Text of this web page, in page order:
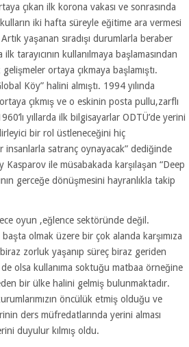
çıkan ilk korona vakası ve sonrasında
iki hafta süreyle eğitime ara vermesi
yaşanan sıradışı durumlarla beraber
tarayıcının kullanılmaya başlamasından
ortaya çıkmaya başlamıştı.
Köy” halini almıştı. 1994 yılında
çıkmış ve o eskinin posta pullu,zarflı
yıllarda ilk bilgisayarlar ODTÜ’de yerini
bir rol üstleneceğini hiç
satranç oynayacak” dediğinde
Kasparov ile müsabakada karşılaşan “Deep
gerceğe dönüşmesini hayranlıkla takip
oyun ,eğlence sektöründe değil.
olmak üzere bir çok alanda karşımıza
zorluk yaşanıp süreç biraz geriden
olsa kullanıma soktuğu matbaa örneğine
bir ülke halini gelmiş bulunmaktadır.
öncülük etmiş olduğu ve
ders müfredatlarında yerini alması
duyulur kılmış oldu.